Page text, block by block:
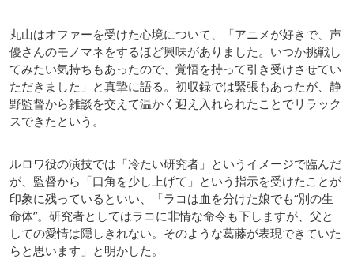
丸山はオファーを受けた心境について、「アニメが好きで、声
優さんのモノマネをするほど興味がありました。いつか挑戦し
てみたい気持ちもあったので、覚悟を持って引き受けさせてい
ただきました」と真摯に語る。初収録では緊張もあったが、静
野監督から雑談を交えて温かく迎え入れられたことでリラック
スできたという。
ルロワ役の演技では「冷たい研究者」というイメージで臨んだ
が、監督から「口角を少し上げて」という指示を受けたことが
印象に残っているといい、「ラコは血を分けた娘でも“別の生
命体”。研究者としてはラコに非情な命令も下しますが、父と
しての愛情は隠しきれない。そのような葛藤が表現できていた
らと思います」と明かした。